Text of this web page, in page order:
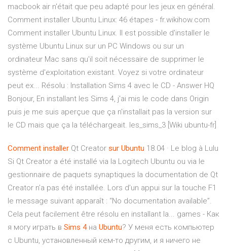
macbook air n'était que peu adapté pour les jeux en général.
Comment installer Ubuntu Linux: 46 étapes - fr.wikihow.com
Comment installer Ubuntu Linux. Il est possible d'installer le
système Ubuntu Linux sur un PC Windows ou sur un
ordinateur Mac sans qu'il soit nécessaire de supprimer le
système d'exploitation existant. Voyez si votre ordinateur
peut ex... Résolu : Installation Sims 4 avec le CD - Answer HQ
Bonjour, En installant les Sims 4, j'ai mis le code dans Origin
puis je me suis aperçue que ça n'installait pas la version sur
le CD mais que ça la téléchargeait. les_sims_3 [Wiki ubuntu-fr]
Comment installer Qt Creator sur Ubuntu 18.04 · Le blog à Lulu
Si Qt Creator a été installé via la Logitech Ubuntu ou via le
gestionnaire de paquets synaptiques la documentation de Qt
Creator n’a pas été installée. Lors d’un appui sur la touche F1
le message suivant apparaît : “No documentation available”.
Cela peut facilement être résolu en installant la... games - Как
я могу играть в Sims 4на Ubuntu? У меня есть компьютер
с Ubuntu, установленный кем-то другим, и я ничего не